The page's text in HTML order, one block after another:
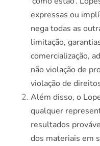
expressas ou
nega todas as
limitação,
comercialização,
não violação de
violação de
Além disso, o
qualquer
resultados
dos materiais em